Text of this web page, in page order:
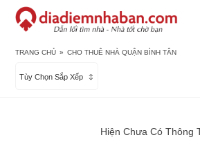
TRANG CHỦ » CHO THUÊ NHÀ QUẬN BÌNH TÂN
Tùy Chọn Sắp Xếp
Hiện Chưa Có Thông